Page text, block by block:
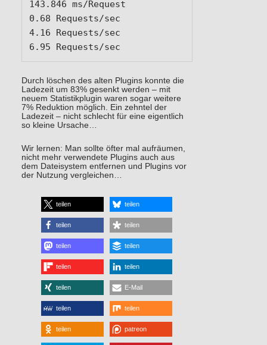
143.846 ms/Request
0.68 Requests/sec
4.16 Requests/sec
Durch löschen des alten Plugins konnte die
Ladezeit um 83% gesenkt werden – mit
neuem Statistikplugin waren sogar weitere
7% Reduktion möglich. Ein zehntel der
Ladezeit – nicht schlecht für eine eigentlich
so kleine Ursache…
Wir lernen: Man sollte öfter mal aufräumen,
nicht mehr verwendete Plugins auch aus
dem Dateisystem entfernen und Plugins vor
der Nutzung vergleichen…
teilen teilen
teilen teilen
teilen teilen
teilen teilen
teilen E-Mail
teilen teilen
teilen patreon